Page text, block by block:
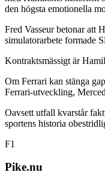
den högsta emotionella
Fred Vasseur betonar att
simulatorarbete formade
Kontraktsmässigt är
Om Ferrari kan stänga
Ferrari-utveckling,
Oavsett utfall kvarstår
sportens historia
F1
Pike.nu